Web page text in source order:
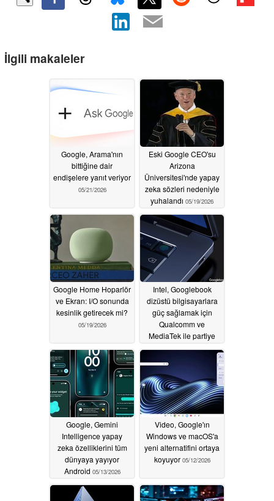
İlgili makaleler
Google, Arama'nın
bittiğine dair
endişelere yanıt veriyor
05/21/2026
Eski Google CEO'su
Arizona
Üniversitesi'nde yapay
zeka sözleri nedeniyle
yuhalandı 05/19/2026
Google Home Hoparlör
ve Ekran: I/O sonunda
kesinlik getirecek mi?
05/19/2026
Intel, Googlebook
dizüstü bilgisayarlara
güç sağlamak için
Qualcomm ve
MediaTek ile partiye
05/13/2026
Google, Gemini
Intelligence yapay
zeka özelliklerini tüm
dünyaya yayıyor
Android 05/13/2026
Video, Google'ın
Windows ve macOS'a
yeni alternatifini ortaya
koyuyor 05/12/2026